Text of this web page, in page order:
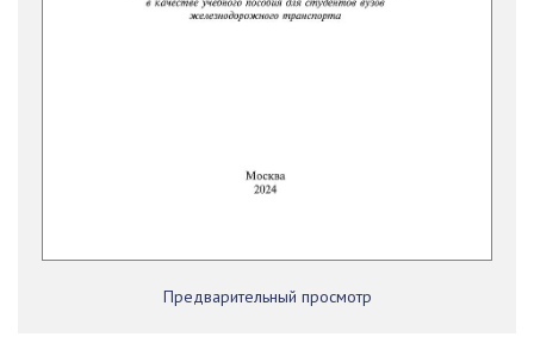
Предварительный просмотр